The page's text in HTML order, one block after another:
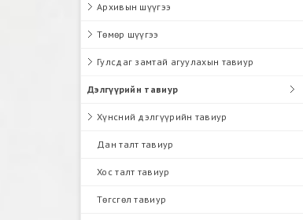
Архивын шүүгээ
Төмөр шүүгээ
Гулсдаг замтай агуулахын тавиур
Дэлгүүрийн тавиур
Хүнсний дэлгүүрийн тавиур
Дан талт тавиур
Хос талт тавиур
Төгсгөл тавиур